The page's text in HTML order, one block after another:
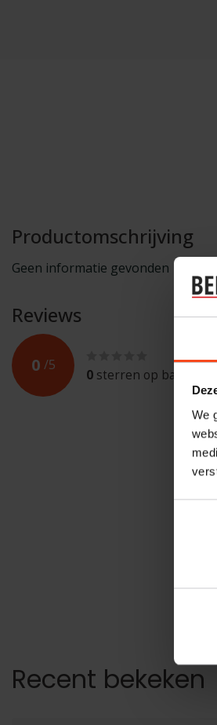
We
Productomschrijving
Geen informatie gevonden
Reviews
0 /5
0 sterren op basis van
Recent bekeken